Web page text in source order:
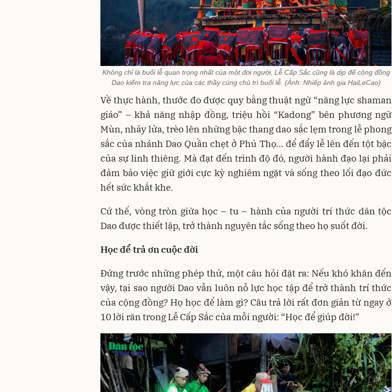
Không chỉ là buổi lễ quan trọng nhất của một đời người, Lễ Cấp Sắc cũng là dịp để cộng đồng
Dao kiểm tra năng lực của các thầy cúng chủ trì buổi lễ. (Ảnh: Nhiếp ảnh gia HaiLeCao)
Về thực hành, thước đo được quy bằng thuật ngữ “năng lực shaman
giáo” – khả năng nhập đồng, triệu hồi “Kadong” bên phương ngữ
Mùn, nhảy lửa, trèo lên những bậc thang dao sắc lẹm trong lễ phong
sắc của nhánh Dao Quần chẹt ở Phú Thọ… để đẩy lễ lên đến tột bậc
của sự linh thiêng. Mà đạt đến trình độ đó, người hành đạo lại phải
đảm bảo việc giữ giới cực kỳ nghiêm ngặt và sống theo lối đạo đức
hết sức khắt khe.
Cứ thế, vòng tròn giữa học – tu – hành của người trí thức dân tộc
Dao được thiết lập, trở thành nguyên tắc sống theo họ suốt đời.
Học để trả ơn cuộc đời
Đứng trước những phép thử, một câu hỏi đặt ra: Nếu khó khăn đến
vậy, tại sao người Dao vẫn luôn nỗ lực học tập để trở thành trí thức
của cộng đồng? Họ học để làm gì? Câu trả lời rất đơn giản từ ngay ở
10 lời răn trong Lễ Cấp Sắc của mỗi người: “Học để giúp đời!”